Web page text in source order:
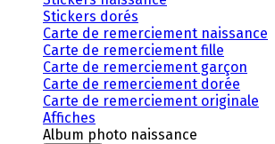
Stickers dorés
Carte de remerciement naissance
Carte de remerciement fille
Carte de remerciement garçon
Carte de remerciement dorée
Carte de remerciement originale
Affiches
Album photo naissance